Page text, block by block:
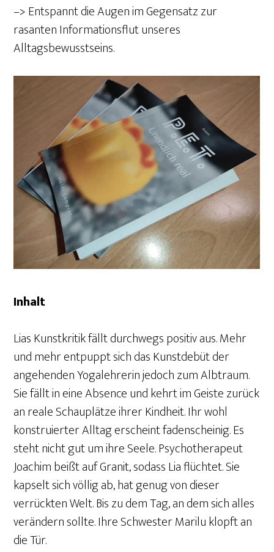
–> Entspannt die Augen im Gegensatz zur
rasanten Informationsflut unseres
Alltagsbewusstseins.
Inhalt
Lias Kunstkritik fällt durchwegs positiv aus. Mehr
und mehr entpuppt sich das Kunstdebüt der
angehenden Yogalehrerin jedoch zum Albtraum.
Sie fällt in eine Absence und kehrt im Geiste zurück
an reale Schauplätze ihrer Kindheit. Ihr wohl
konstruierter Alltag erscheint fadenscheinig. Es
steht nicht gut um ihre Seele. Psychotherapeut
Joachim beißt auf Granit, sodass Lia flüchtet. Sie
kapselt sich völlig ab, hat genug von dieser
verrückten Welt. Bis zu dem Tag, an dem sich alles
verändern sollte. Ihre Schwester Marilu klopft an
die Tür.